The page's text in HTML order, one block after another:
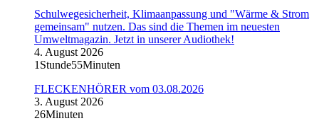
Schulwegesicherheit, Klimaanpassung und "Wärme & Strom
gemeinsam" nutzen. Das sind die Themen im neuesten
Umweltmagazin. Jetzt in unserer Audiothek!
4. August 2026
1Stunde55Minuten
FLECKENHÖRER vom 03.08.2026
3. August 2026
26Minuten